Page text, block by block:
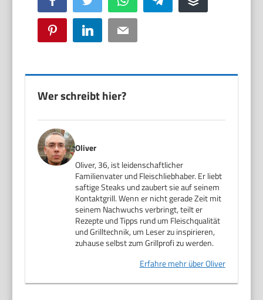
Pinterest LinkedIn Email
Wer schreibt hier?
Oliver
Oliver, 36, ist leidenschaftlicher
Familienvater und Fleischliebhaber. Er liebt
saftige Steaks und zaubert sie auf seinem
Kontaktgrill. Wenn er nicht gerade Zeit mit
seinem Nachwuchs verbringt, teilt er
Rezepte und Tipps rund um Fleischqualität
und Grilltechnik, um Leser zu inspirieren,
zuhause selbst zum Grillprofi zu werden.
Erfahre mehr über Oliver